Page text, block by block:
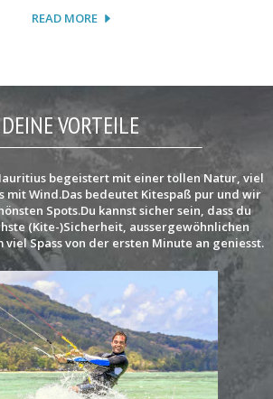
READ MORE
DEINE VORTEILE
begeistert mit einer tollen Natur, viel
mit Wind.Das bedeutet Kitespaß pur und wir
Spots.Du kannst sicher sein, dass du
(Kite-)Sicherheit, aussergewöhnlichen
Spass von der ersten Minute an geniesst.